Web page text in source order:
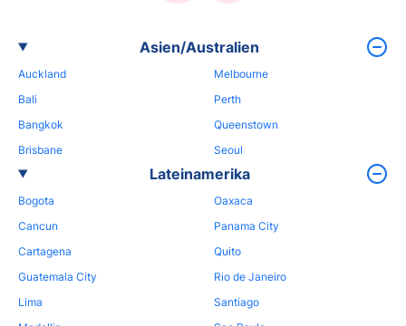
Asien/Australien
Auckland
Bali
Bangkok
Brisbane
Melbourne
Perth
Queenstown
Seoul
Lateinamerika
Bogota
Cancun
Cartagena
Guatemala City
Lima
Oaxaca
Panama City
Quito
Rio de Janeiro
Santiago